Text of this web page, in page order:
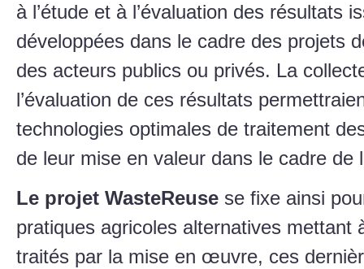
à l’étude et à l’évaluation des résultats
développées dans le cadre des projets
des acteurs publics ou privés. La
l’évaluation de ces résultats
technologies optimales de traitement
de leur mise en valeur dans le cadre de
Le projet WasteReuse se fixe ainsi
pratiques agricoles alternatives mettant
traités par la mise en œuvre, ces